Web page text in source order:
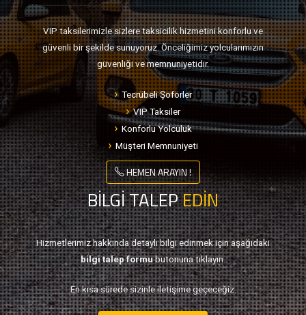
VIP taksilerimizle sizlere taksicilik hizmetini konforlu ve
güvenli bir şekilde sunuyoruz. Önceliğimiz yolcularımızın
güvenliği ve memnuniyetidir.
Tecrübeli Şoförler
VIP Taksiler
Konforlu Yolculuk
Müşteri Memnuniyeti
HEMEN ARAYIN !
BİLGİ TALEPEDİN
Hizmetlerimiz hakkında detaylı bilgi edinmek için aşağıdaki
bilgi talep formubutonuna tıklayın.
En kısa sürede sizinle iletişime geçeceğiz.